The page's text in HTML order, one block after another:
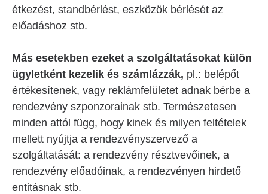
étkezést, standbérlést, eszközök bérlését az
előadáshoz stb.
Más esetekben ezeket a szolgáltatásokat külön
ügyletként kezelik és számlázzák, pl.: belépőt
értékesítenek, vagy reklámfelületet adnak bérbe a
rendezvény szponzorainak stb. Természetesen
minden attól függ, hogy kinek és milyen feltételek
mellett nyújtja a rendezvényszervező a
szolgáltatását: a rendezvény résztvevőinek, a
rendezvény előadóinak, a rendezvényen hirdető
entitásnak stb.